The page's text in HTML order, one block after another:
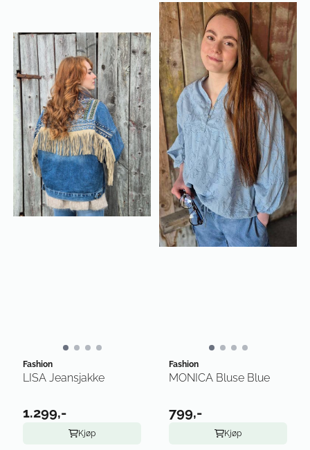
Fashion
LISA Jeansjakke
1.299,-
Kjøp
Fashion
MONICA Bluse Blue
799,-
Kjøp